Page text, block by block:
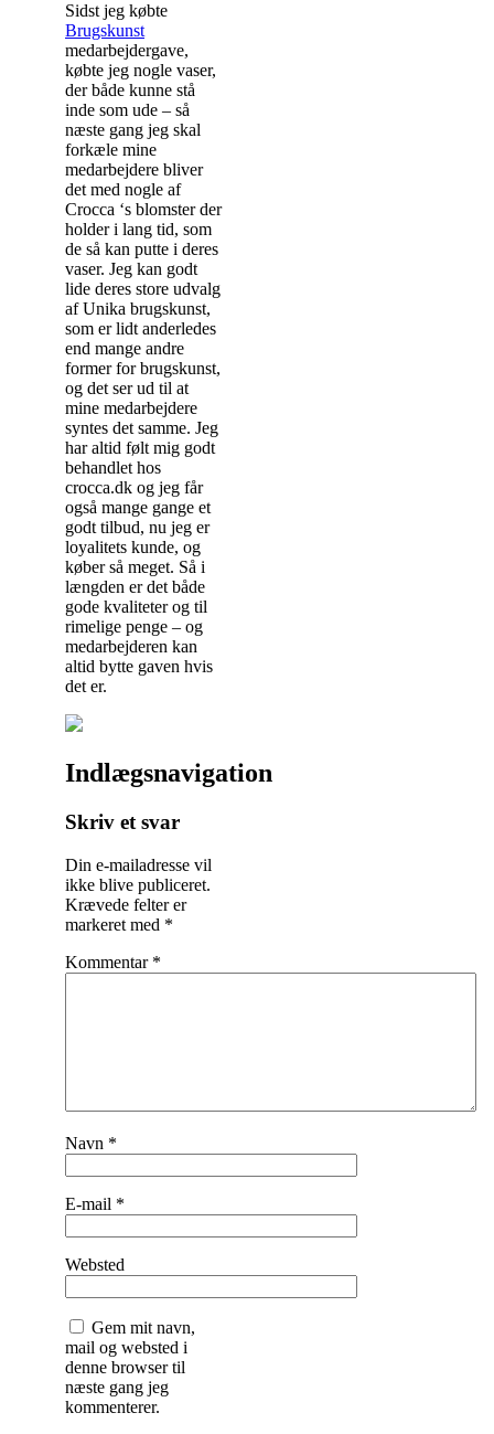
Sidst jeg købte
Brugskunst
medarbejdergave,
købte jeg nogle vaser,
der både kunne stå
inde som ude – så
næste gang jeg skal
forkæle mine
medarbejdere bliver
det med nogle af
Crocca ‘s blomster der
holder i lang tid, som
de så kan putte i deres
vaser. Jeg kan godt
lide deres store udvalg
af Unika brugskunst,
som er lidt anderledes
end mange andre
former for brugskunst,
og det ser ud til at
mine medarbejdere
syntes det samme. Jeg
har altid følt mig godt
behandlet hos
crocca.dk og jeg får
også mange gange et
godt tilbud, nu jeg er
loyalitets kunde, og
køber så meget. Så i
længden er det både
gode kvaliteter og til
rimelige penge – og
medarbejderen kan
altid bytte gaven hvis
det er.
Indlægsnavigation
Skriv et svar
Din e-mailadresse vil
ikke blive publiceret.
Krævede felter er
markeret med *
Kommentar *
Navn *
E-mail *
Websted
Gem mit navn,
mail og websted i
denne browser til
næste gang jeg
kommenterer.